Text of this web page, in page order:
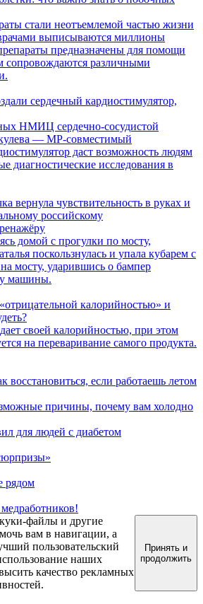
стали неотъемлемой частью жизни
выписываются миллионы
предназначены для помощи
сопровождаются различными
сердечный кардиостимулятор,
НМИЦ сердечно-сосудистой
— МР-совместимый
даст возможность людям
диагностические исследования в
вернула чувствительность в руках и
российскому
домой с прогулки по мосту,
поскользнулась и упала кубарем с
мосту, ударившись о бампер
машины.
калорийностью» и
своей калорийностью, при этом
на переваривание самого продукта.
восстановиться, если работаешь летом
причины, почему вам холодно
для людей с диабетом
рядом
файлы и другие
вам в навигации, а
пользовательский
наших
качество рекламных
Принять и
продолжить